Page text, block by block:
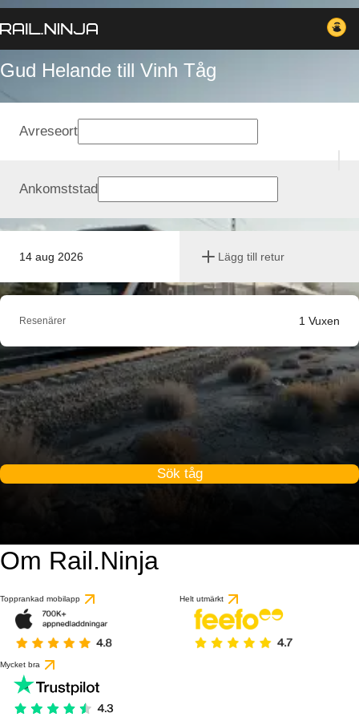
Gud Helande till Vinh Tåg
14 aug 2026 Lägg till retur
Avreseort
Ankomststad
Resenärer 1 Vuxen
Sök tåg
Om Rail.Ninja
Topprankad mobilapp Helt utmärkt
Mycket bra